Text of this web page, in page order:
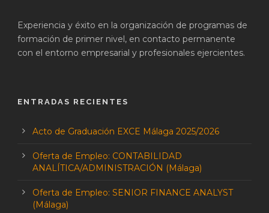
Experiencia y éxito en la organización de programas de
formación de primer nivel, en contacto permanente
con el entorno empresarial y profesionales ejercientes.
ENTRADAS RECIENTES
Acto de Graduación EXCE Málaga 2025/2026
Oferta de Empleo: CONTABILIDAD
ANALÍTICA/ADMINISTRACIÓN (Málaga)
Oferta de Empleo: SENIOR FINANCE ANALYST
(Málaga)